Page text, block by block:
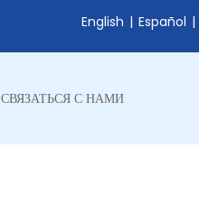
English | Español |
СВЯЗАТЬСЯ С НАМИ